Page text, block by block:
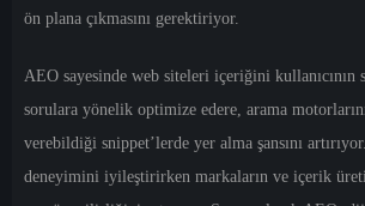
ön plana çıkmasını gerektiriyor.
AEO sayesinde web siteleri içeriğini kullanıcının
sorulara yönelik optimize edere, arama
verebildiği snippet’lerde yer alma şansını
deneyimini iyileştirirken markaların ve içerik